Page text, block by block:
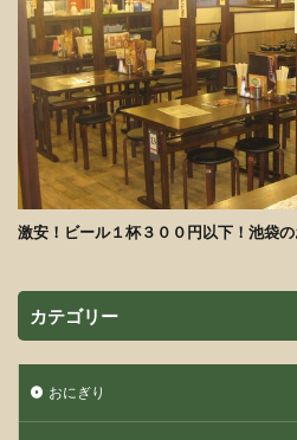
激安！ビール１杯３００円以下！池袋
カテゴリー
おにぎり